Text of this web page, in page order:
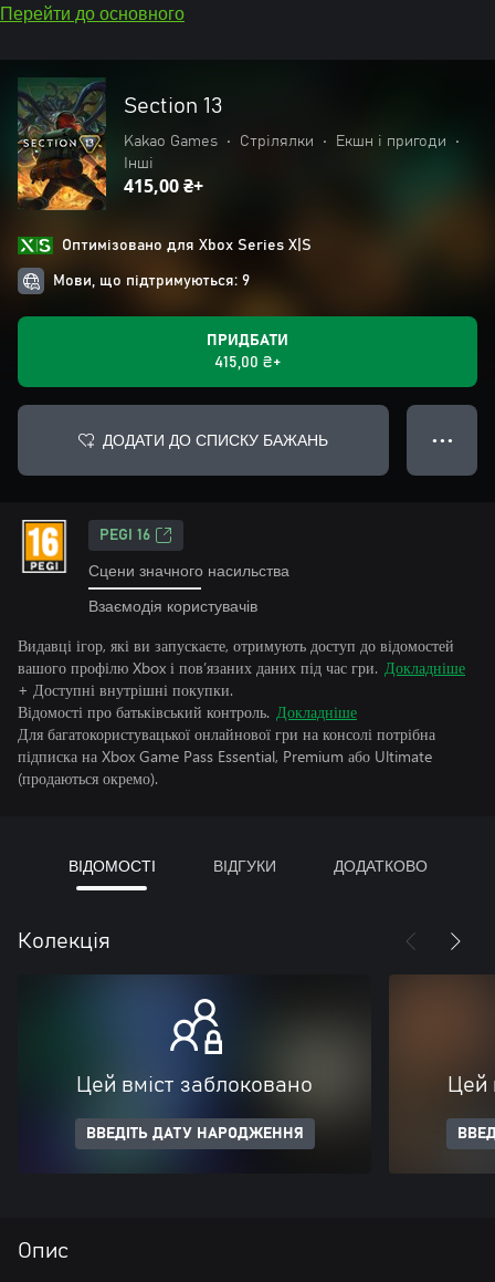
Перейти до основного
Section 13
Kakao Games • Стрілялки • Екшн і пригоди
•
Інші
415,00 ₴+
Оптимізовано для Xbox Series X|S
Мови, що підтримуються: 9
ПРИДБАТИ
415,00 ₴+
ДОДАТИ ДО СПИСКУ БАЖАНЬ ● ● ●
PEGI 16
Сцени значного насильства
Взаємодія користувачів
Видавці ігор, які ви запускаєте, отримують доступ до відомостей
вашого профілю Xbox і пов’язаних даних під час гри. Докладніше
+ Доступні внутрішні покупки.
Відомості про батьківський контроль. Докладніше
Для багатокористувацької онлайнової гри на консолі потрібна
підписка на Xbox Game Pass Essential, Premium або Ultimate
(продаються окремо).
ВІДОМОСТІ ВІДГУКИ ДОДАТКОВО
Колекція
Цей вміст заблоковано
ВВЕДІТЬ ДАТУ НАРОДЖЕННЯ
Цей
Опис